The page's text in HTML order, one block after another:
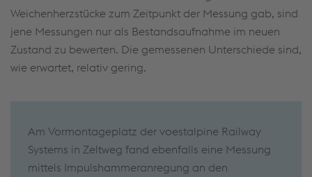
Weichenherzstücke zum Zeitpunkt der Messung gab, sind
jene Messungen nur als Bestandsaufnahme im neuen
Zustand zu bewerten. Die gemessenen Unterschiede sind,
wie erwartet, relativ gering.
Am Vormontageplatz der voestalpine Railway
Systems in Zeltweg fand ebenfalls eine Messung
mittels Impulshammeranregung an den